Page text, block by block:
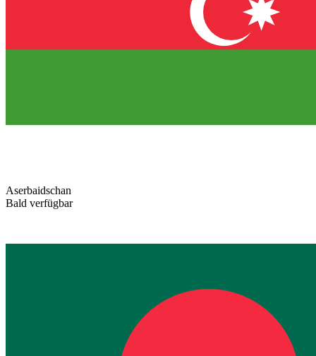
Aserbaidschan
Bald verfügbar